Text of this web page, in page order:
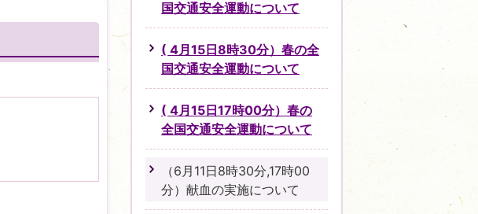
国交通安全運動について
( 4月15日8時30分）春の全
国交通安全運動について
( 4月15日17時00分）春の
全国交通安全運動について
（6月11日8時30分,17時00
分）献血の実施について